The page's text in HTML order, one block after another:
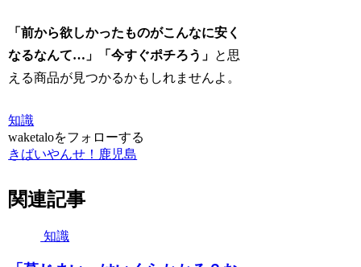
「前から欲しかったものがこんなに安く
なるなんて…」「今すぐポチろう」 と思
える商品が見つかるかもしれませんよ。
知識
waketaloをフォローする
きばいやんせ！鹿児島
関連記事
知識